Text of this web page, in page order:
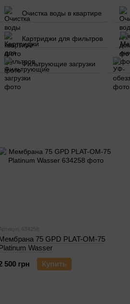
Очистка воды в квартире
Картриджи для фильтров
Фильтрующие загрузки
634258
75 GPD PLAT-OM-75
Wasser
500 грн
Купить